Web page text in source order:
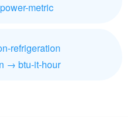
metric
refrigeration
→ btu-it-hour